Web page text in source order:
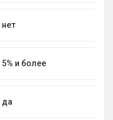
нет
5% и более
да